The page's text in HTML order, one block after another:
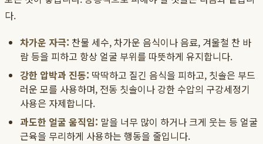
다.
차가운 자극: 찬물 세수, 차가운 음식이나 음료, 겨울철 찬 바
람 등을 피하고 항상 얼굴 부위를 따뜻하게 유지합니다.
강한 압박과 진동: 딱딱하고 질긴 음식을 피하고, 칫솔은 부드
러운 모를 사용하며, 전동 칫솔이나 강한 수압의 구강세정기
사용은 자제합니다.
과도한 얼굴 움직임: 말을 너무 많이 하거나 크게 웃는 등 얼굴
근육을 무리하게 사용하는 행동을 줄입니다.